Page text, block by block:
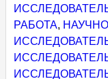
РАБОТА,